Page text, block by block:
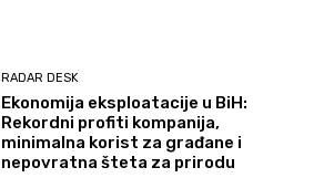
RADAR DESK
Ekonomija eksploatacije u BiH:
Rekordni profiti kompanija,
minimalna korist za građane i
nepovratna šteta za prirodu